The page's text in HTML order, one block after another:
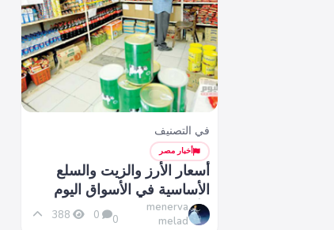
في التصنيف
أخبار مصر
أسعار الأرز والزيت والسلع
الأساسية في الأسواق اليوم
الأحد 18 مايو 2025menerva
melad
0
388 0